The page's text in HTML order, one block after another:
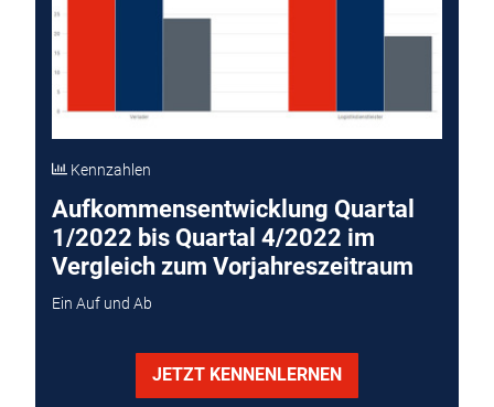
Kennzahlen
Aufkommensentwicklung Quartal
1/2022 bis Quartal 4/2022 im
Vergleich zum Vorjahreszeitraum
Ein Auf und Ab
JETZT KENNENLERNEN